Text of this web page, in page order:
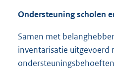
Ondersteuning scholen
Samen met
inventarisatie uitgevoerd